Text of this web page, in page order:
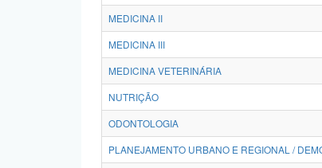
MEDICINA II
MEDICINA III
MEDICINA VETERINÁRIA
NUTRIÇÃO
ODONTOLOGIA
PLANEJAMENTO URBANO E REGIONAL /